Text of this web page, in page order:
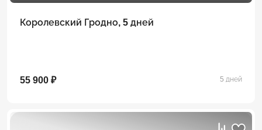
Королевский Гродно, 5 дней
55 900 ₽ 5 дней